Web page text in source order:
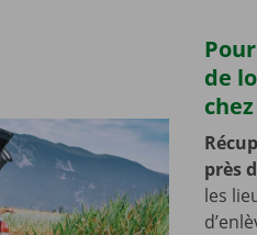
de
près
les